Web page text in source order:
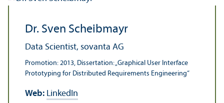
Dr. Sven Scheibmayr
Data Scientist, sovanta AG
Promotion: 2013, Dissertation: „Graphical User Interface
Prototyping for Distributed Requirements Engineering“
Web: LinkedIn